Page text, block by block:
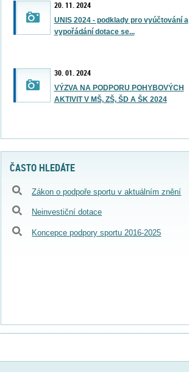
20. 11. 2024
UNIS 2024 - podklady pro vyúčtování a
vypořádání dotace se...
30. 01. 2024
VÝZVA NA PODPORU POHYBOVÝCH
AKTIVIT V MŠ, ZŠ, ŠD A ŠK 2024
ČASTO HLEDÁTE
Zákon o podpoře sportu v aktuálním znění
Neinvestiční dotace
Koncepce podpory sportu 2016-2025